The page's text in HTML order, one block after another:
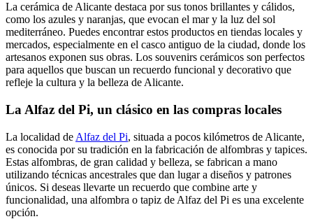
La cerámica de Alicante destaca por sus tonos brillantes y cálidos,
como los azules y naranjas, que evocan el mar y la luz del sol
mediterráneo. Puedes encontrar estos productos en tiendas locales y
mercados, especialmente en el casco antiguo de la ciudad, donde los
artesanos exponen sus obras. Los souvenirs cerámicos son perfectos
para aquellos que buscan un recuerdo funcional y decorativo que
refleje la cultura y la belleza de Alicante.
La Alfaz del Pi, un clásico en las compras locales
La localidad de Alfaz del Pi, situada a pocos kilómetros de Alicante,
es conocida por su tradición en la fabricación de alfombras y tapices.
Estas alfombras, de gran calidad y belleza, se fabrican a mano
utilizando técnicas ancestrales que dan lugar a diseños y patrones
únicos. Si deseas llevarte un recuerdo que combine arte y
funcionalidad, una alfombra o tapiz de Alfaz del Pi es una excelente
opción.